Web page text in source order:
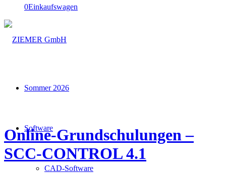
0Einkaufswagen
Sommer 2026
Software
CAD-Software
Online-Grundschulungen –
SCC-CONTROL 4.1